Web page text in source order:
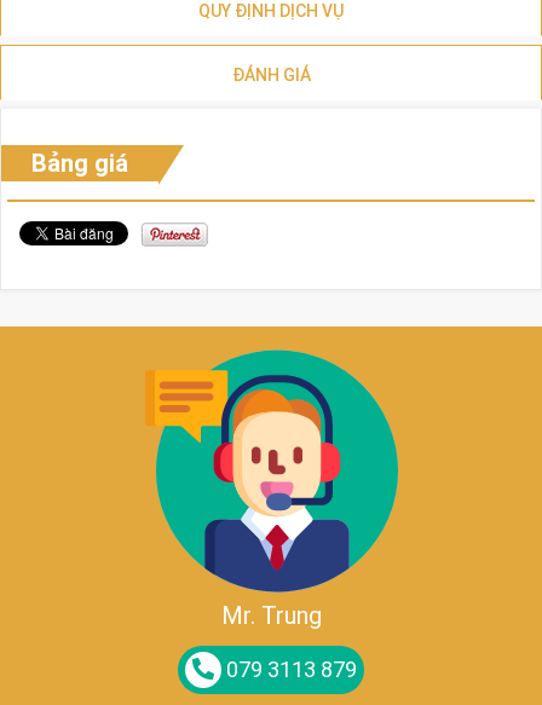
QUY ĐỊNH DỊCH VỤ
ĐÁNH GIÁ
Bảng giá
Mr. Trung
079 3113 879